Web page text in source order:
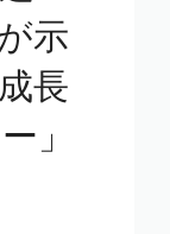
示
長
」